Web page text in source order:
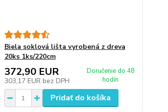
Biela soklová lišta vyrobená z dreva
20ks 1ks/220cm
372,90 EUR
303,17 EUR bez DPH
Doručenie do 48
hodín
Pridať do košíka